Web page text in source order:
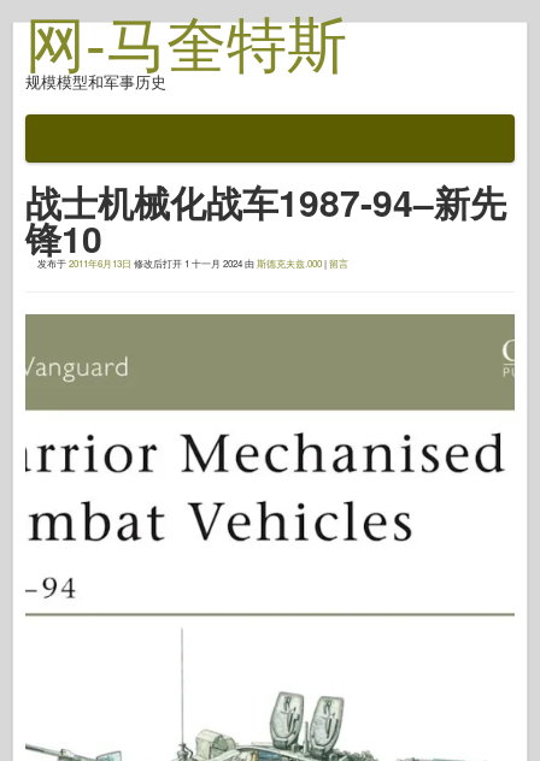
网-马奎特斯
规模模型和军事历史
战斗后
自动对焦武器
盟军轴
协和
新先锋
鱼鹰模型
鱼鹰出版
马奎特斯
战士机械化战车1987-94–新先
锋10
发布于2011年6月13日 修改后打开 1 十一月 2024由斯德克夫兹.000|留言